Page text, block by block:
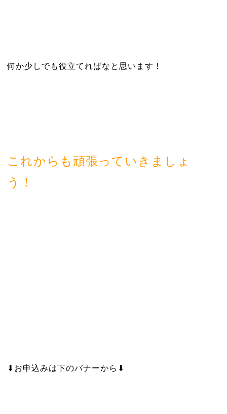
何か少しでも役立てればなと思います！
これからも頑張っていきましょ
う！
⬇︎お申込みは下のバナーから⬇︎